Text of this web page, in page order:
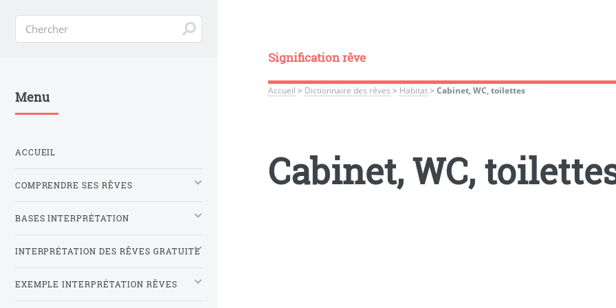
Signification rêve
Accueil > Dictionnaire des rêves > Habitat> Cabinet, WC, toilettes
Cabinet, WC,
Menu
ACCUEIL
COMPRENDRE SES RÊVES
BASES INTERPRÉTATION
INTERPRÉTATION DES RÊVES GRATUITE
EXEMPLE INTERPRÉTATION RÊVES